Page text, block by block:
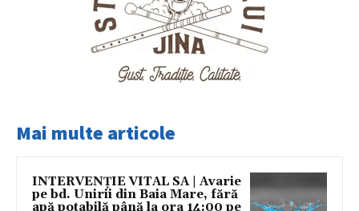
Mai multe articole
INTERVENȚIE VITAL SA | Avarie
pe bd. Unirii din Baia Mare, fără
apă potabilă până la ora 14:00 pe